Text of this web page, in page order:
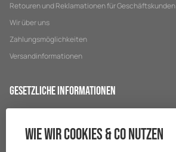
Retouren und Reklamationen für Geschäftskunden
Wir über uns
Zahlungsmöglichkeiten
Versandinformationen
Gesetzliche Informationen
Wie wir Cookies & Co nutzen